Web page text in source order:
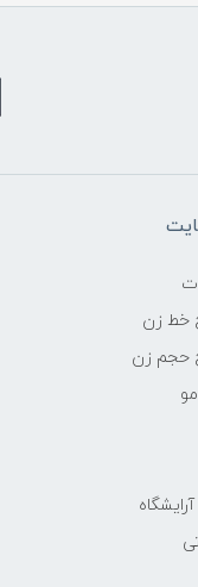
خط زن
حجم زن